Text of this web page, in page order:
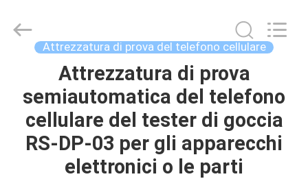
PRODOTTI
Instrument
Technology
Attrezzatura di prova del telefono cellulare
Attrezzatura di prova
semiautomatica del telefono
cellulare del tester di goccia
RS-DP-03 per gli apparecchi
elettronici o le parti